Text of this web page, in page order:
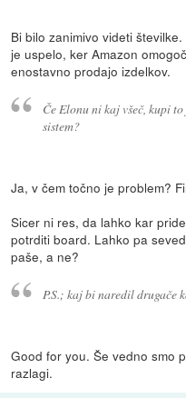
Bi bilo zanimivo videti
je uspelo, ker Amazon
enostavno prodajo izdelkov.
Če Elonu ni kaj všeč, kupi
sistem?
Ja, v čem točno je problem?
Sicer ni res, da lahko kar
potrditi board. Lahko pa
paše, a ne?
P.S.; kaj bi naredil drugače
Good for you. Še vedno smo
razlagi.